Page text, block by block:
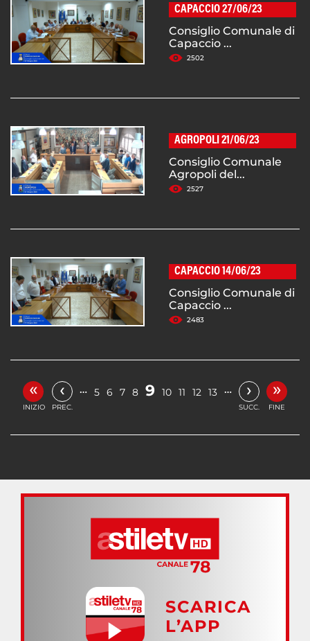
CAPACCIO 27/06/23
Consiglio Comunale di
Capaccio ...
2502
AGROPOLI 21/06/23
Consiglio Comunale
Agropoli del...
2527
CAPACCIO 14/06/23
Consiglio Comunale di
Capaccio ...
2483
«
INIZIO
‹
PREC.
… 5 6 7 8 9 10 11 12 13 … ›
SUCC.
»
FINE
SCARICA
L’APP